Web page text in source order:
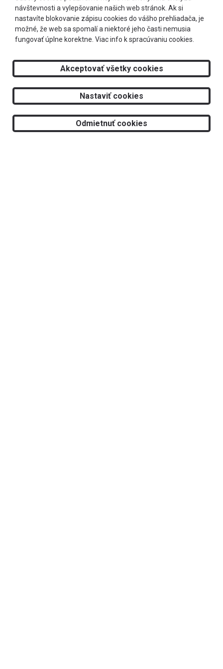
info@optimeye.sk
Doprava zadarmo
Tvorba web stránokaredakčný systémodAlejTech, spol. s r.o.
návštevnosti a vylepšovanie našich web stránok. Ak si
nastavíte blokovanie zápisu cookies do vášho prehliadača, je
možné, že web sa spomalí a niektoré jeho časti nemusia
fungovať úplne korektne. Viac info k spracúvaniu cookies.
Akceptovať všetky cookies
Nastaviť cookies
Odmietnuť cookies